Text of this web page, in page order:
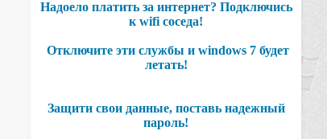
Надоело платить за интернет? Подключись
к wifi соседа!
Отключите эти службы и windows 7 будет
летать!
Защити свои данные, поставь надежный
пароль!